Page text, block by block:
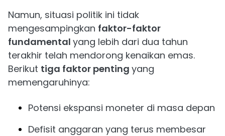
Namun, situasi politik ini tidak
mengesampingkan faktor-faktor
fundamental yang lebih dari dua tahun
terakhir telah mendorong kenaikan emas.
Berikut tiga faktor penting yang
memengaruhinya:
Potensi ekspansi moneter di masa depan
Defisit anggaran yang terus membesar